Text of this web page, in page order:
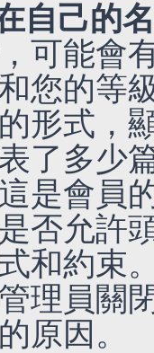
自己的
可能會
您的等
形式，
了多少
是會員
否允許
和約束
理員關
原因。